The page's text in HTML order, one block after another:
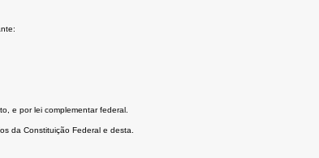
e por lei complementar federal.
da Constituição Federal e desta.